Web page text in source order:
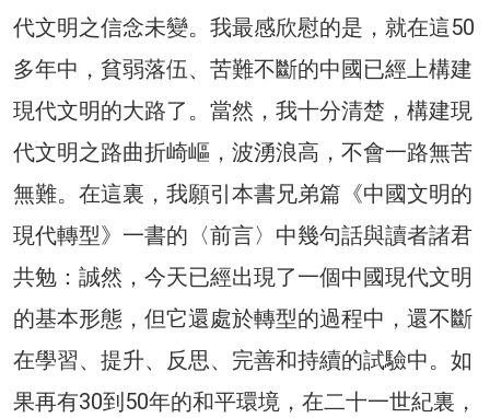
代文明之信念未變。我最感欣慰的是，就在這50
多年中，貧弱落伍、苦難不斷的中國已經上構建
現代文明的大路了。當然，我十分清楚，構建現
代文明之路曲折崎嶇，波湧浪高，不會一路無苦
無難。在這裏，我願引本書兄弟篇《中國文明的
現代轉型》一書的〈前言〉中幾句話與讀者諸君
共勉：誠然，今天已經出現了一個中國現代文明
的基本形態，但它還處於轉型的過程中，還不斷
在學習、提升、反思、完善和持續的試驗中。如
果再有30到50年的和平環境，在二十一世紀裏，